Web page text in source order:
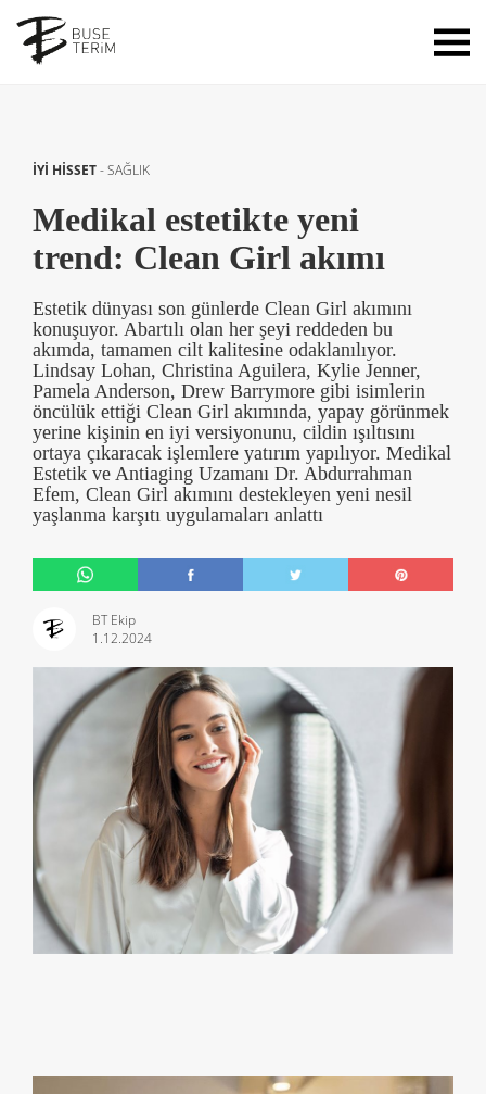
İYİ HİSSET-SAĞLIK
Medikal estetikte yeni
trend: Clean Girl akımı
Estetik dünyası son günlerde Clean Girl akımını
konuşuyor. Abartılı olan her şeyi reddeden bu
akımda, tamamen cilt kalitesine odaklanılıyor.
Lindsay Lohan, Christina Aguilera, Kylie Jenner,
Pamela Anderson, Drew Barrymore gibi isimlerin
öncülük ettiği Clean Girl akımında, yapay görünmek
yerine kişinin en iyi versiyonunu, cildin ışıltısını
ortaya çıkaracak işlemlere yatırım yapılıyor. Medikal
Estetik ve Antiaging Uzamanı Dr. Abdurrahman
Efem, Clean Girl akımını destekleyen yeni nesil
yaşlanma karşıtı uygulamaları anlattı
BT Ekip
1.12.2024